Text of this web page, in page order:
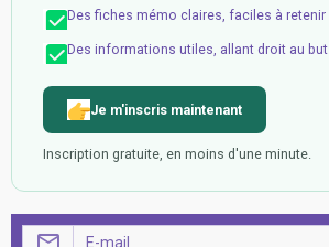
Des fiches mémo claires, faciles à retenir
Des informations utiles, allant droit au but
Je m'inscris maintenant
Inscription gratuite, en moins d'une minute.